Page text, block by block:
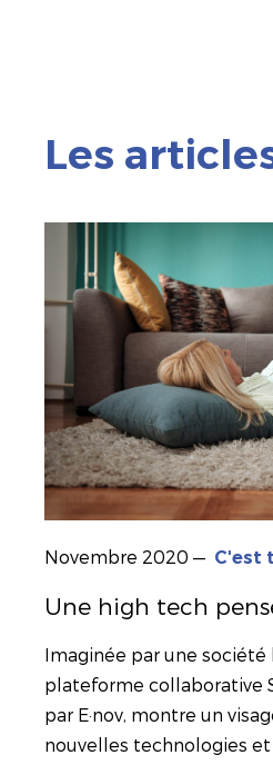
Les
Novembre 2020 — C'est
Une high tech
Imaginée par une société
plateforme collaborative
par E·nov, montre un
nouvelles technologies